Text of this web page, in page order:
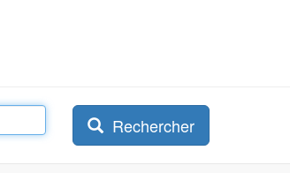
Rechercher